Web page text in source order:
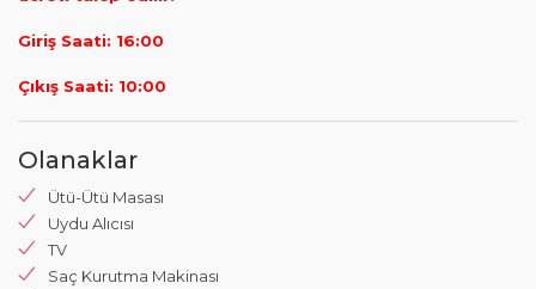
Giriş Saati: 16:00
Çıkış Saati: 10:00
Olanaklar
Ütü-Ütü Masası
Uydu Alıcısı
TV
Saç Kurutma Makinası